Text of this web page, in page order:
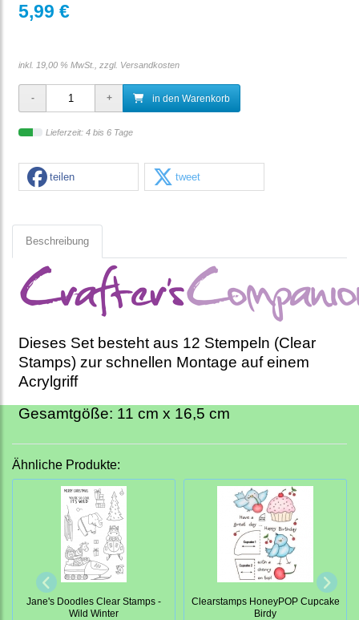
5,99 €
inkl. 19,00 % MwSt., zzgl. Versandkosten
in den Warenkorb
Lieferzeit: 4 bis 6 Tage
teilen tweet
Beschreibung
Dieses Set besteht aus 12 Stempeln (Clear
Stamps) zur schnellen Montage auf einem
Acrylgriff
Gesamtgöße: 11 cm x 16,5 cm
Ähnliche Produkte:
Jane's Doodles Clear Stamps -
Wild Winter
Clearstamps HoneyPOP Cupcake
Birdy